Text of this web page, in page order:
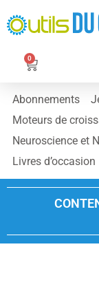
0
Abonnements
Moteurs de
Neuroscience et
Livres d’occasion